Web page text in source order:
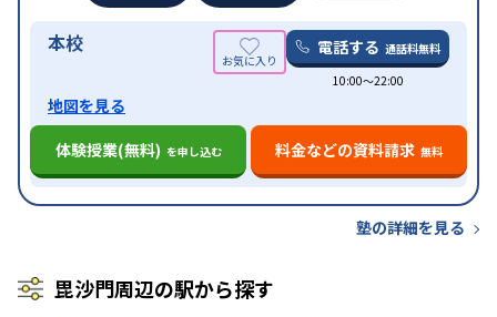
本校 電話する 通話料無料
10:00〜22:00
地図を見る
体験授業(無料) を申し込む 料金などの資料請求 無料
塾の詳細を見る
毘沙門周辺の駅から探す